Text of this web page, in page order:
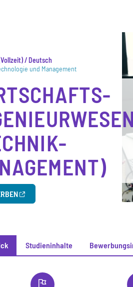
Vollzeit / Deutsch
und Management
Studieninhalte